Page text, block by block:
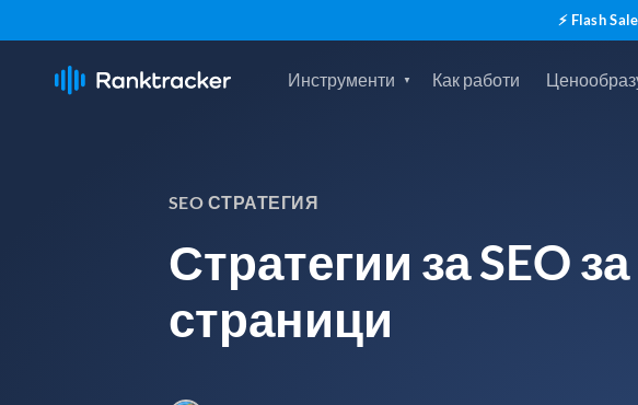
⚡ Flash
Инструменти Как работи
SEO СТРАТЕГИЯ
Стратегии за SEO
страници